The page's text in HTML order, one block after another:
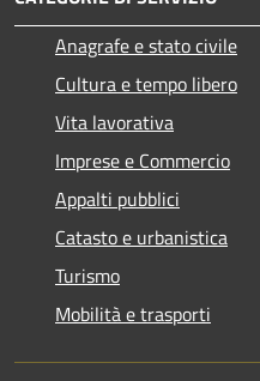
Anagrafe e stato civile
Cultura e tempo libero
Vita lavorativa
Imprese e Commercio
Appalti pubblici
Catasto e urbanistica
Turismo
Mobilità e trasporti